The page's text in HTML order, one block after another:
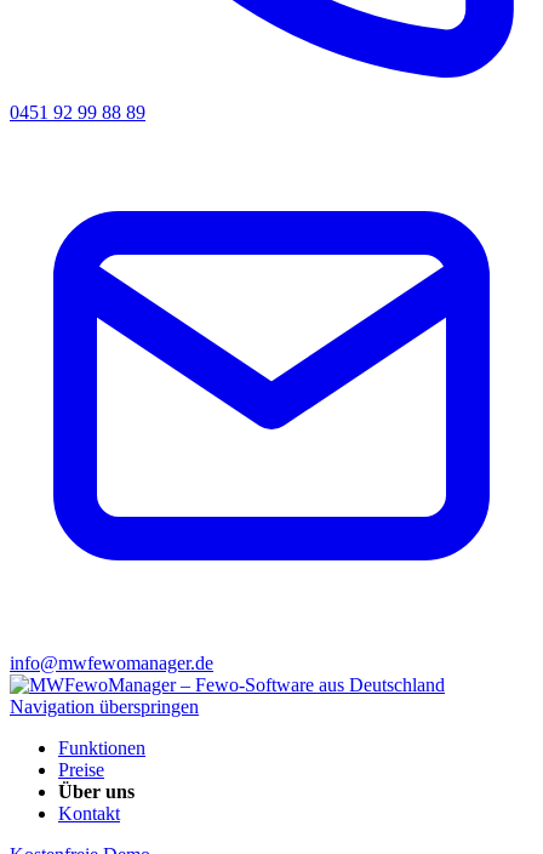
0451 92 99 88 89
info@mwfewomanager.de
Navigation überspringen
Funktionen
Preise
Über uns
Kontakt